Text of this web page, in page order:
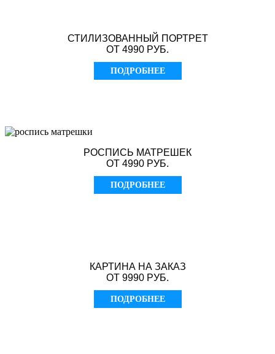
СТИЛИЗОВАННЫЙ ПОРТРЕТ
ОТ 4990 РУБ.
ПОДРОБНЕЕ
РОСПИСЬ МАТРЕШЕК
ОТ 4990 РУБ.
ПОДРОБНЕЕ
КАРТИНА НА ЗАКАЗ
ОТ 9990 РУБ.
ПОДРОБНЕЕ